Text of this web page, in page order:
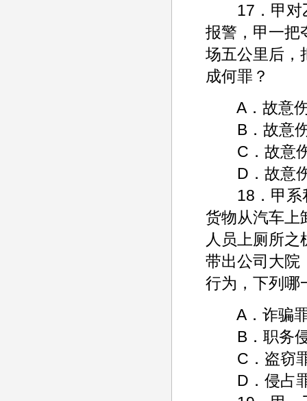
17．甲对乙
报警，甲一把
场五公里后，
成何罪？
A．故意伤
B．故意伤
C．故意伤
D．故意伤
18．甲系私
货物从汽车上
人员上厕所
带出公司大院
行为，下列哪
A．诈骗
B．职务
C．盗窃
D．侵占